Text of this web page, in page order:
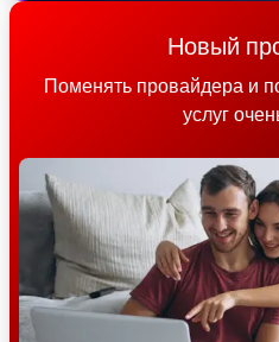
Новый
Поменять провайдера и
услуг